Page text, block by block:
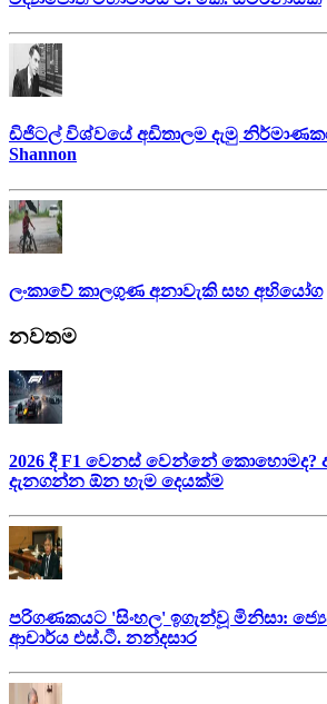
ඩිජිටල් විශ්වයේ අඩිතාලම දැමු
Shannon
ලංකාවේ කාලගුණ අනාවැකි සහ අභියෝග
නවතම
2026 දී F1 වෙනස් වෙන්නේ කොහොමද?
දැනගන්න ඕන හැම දෙයක්ම
පරිගණකයට 'සිංහල' ඉගැන්වූ මිනිසා:
ආචාර්ය එස්.ටී. නන්දසාර